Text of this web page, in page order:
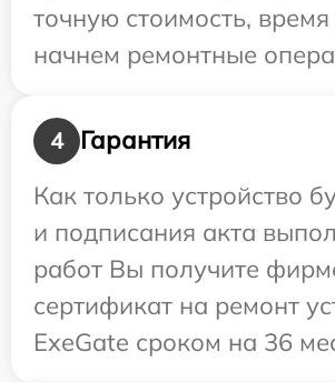
точную стоимость,
начнем ремонтные
4
Гарантия
Как только устройство
и подписания акта
работ Вы получите
сертификат на ремонт
ExeGate сроком на 36